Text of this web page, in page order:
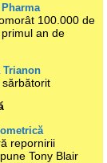
100.000 de
an de
Trianon
repornirii
Tony Blair